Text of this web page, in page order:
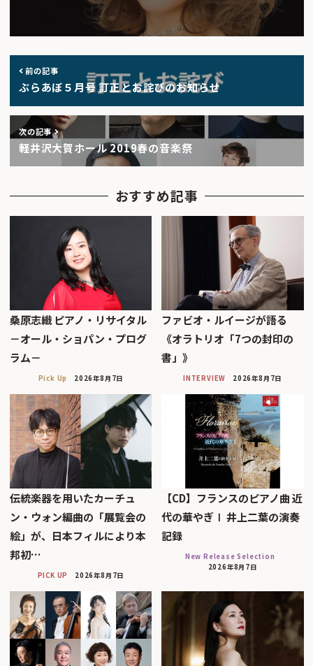
前の記事
ぶらあぼ５月号 訂正とお詫びのお知らせ
次の記事
軽井沢大賀ホール 2019春の音楽祭
おすすめ記事
桑原志織 ピアノ・リサイタル
－オール・ショパン・プログ
ラム－
Pick Up 2026年8月7日
ファビオ・ルイージが語る
《オラトリオ「7つの封印の
書」》
INTERVIEW 2026年8月7日
伝統楽器を用いたカーチュ
ン・ウォン編曲の「展覧会の
絵」が、日本フィルにより本
邦初…
PICK UP 2026年8月7日
【CD】フランスのピアノ曲 近
代の華やぎⅠ 井上二葉の演奏
記録
New Release Selection
2026年8月7日